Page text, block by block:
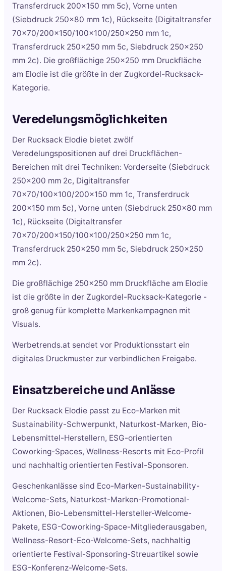
Transferdruck 200x150 mm 5c), Vorne unten
(Siebdruck 250x80 mm 1c), Rückseite (Digitaltransfer
70x70/200x150/100x100/250x250 mm 1c,
Transferdruck 250x250 mm 5c, Siebdruck 250x250
mm 2c). Die großflächige 250x250 mm Druckfläche
am Elodie ist die größte in der Zugkordel-Rucksack-
Kategorie.
Veredelungsmöglichkeiten
Der Rucksack Elodie bietet zwölf
Veredelungspositionen auf drei Druckflächen-
Bereichen mit drei Techniken: Vorderseite (Siebdruck
250x200 mm 2c, Digitaltransfer
70x70/100x100/200x150 mm 1c, Transferdruck
200x150 mm 5c), Vorne unten (Siebdruck 250x80 mm
1c), Rückseite (Digitaltransfer
70x70/200x150/100x100/250x250 mm 1c,
Transferdruck 250x250 mm 5c, Siebdruck 250x250
mm 2c).
Die großflächige 250x250 mm Druckfläche am Elodie
ist die größte in der Zugkordel-Rucksack-Kategorie -
groß genug für komplette Markenkampagnen mit
Visuals.
Werbetrends.at sendet vor Produktionsstart ein
digitales Druckmuster zur verbindlichen Freigabe.
Einsatzbereiche und Anlässe
Der Rucksack Elodie passt zu Eco-Marken mit
Sustainability-Schwerpunkt, Naturkost-Marken, Bio-
Lebensmittel-Herstellern, ESG-orientierten
Coworking-Spaces, Wellness-Resorts mit Eco-Profil
und nachhaltig orientierten Festival-Sponsoren.
Geschenkanlässe sind Eco-Marken-Sustainability-
Welcome-Sets, Naturkost-Marken-Promotional-
Aktionen, Bio-Lebensmittel-Hersteller-Welcome-
Pakete, ESG-Coworking-Space-Mitgliederausgaben,
Wellness-Resort-Eco-Welcome-Sets, nachhaltig
orientierte Festival-Sponsoring-Streuartikel sowie
ESG-Konferenz-Welcome-Sets.